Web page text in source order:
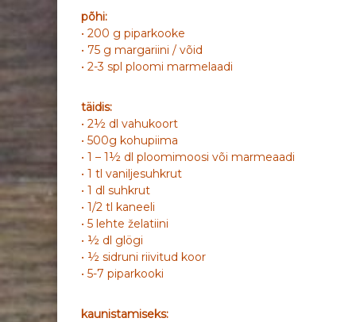
põhi:
• 200 g piparkooke
• 75 g margariini / võid
• 2-3 spl ploomi marmelaadi
täidis:
• 2½ dl vahukoort
• 500g kohupiima
• 1 – 1½ dl ploomimoosi või marmeaadi
• 1 tl vaniljesuhkrut
• 1 dl suhkrut
• 1/2 tl kaneeli
• 5 lehte želatiini
• ½ dl glögi
• ½ sidruni riivitud koor
• 5-7 piparkooki
kaunistamiseks: